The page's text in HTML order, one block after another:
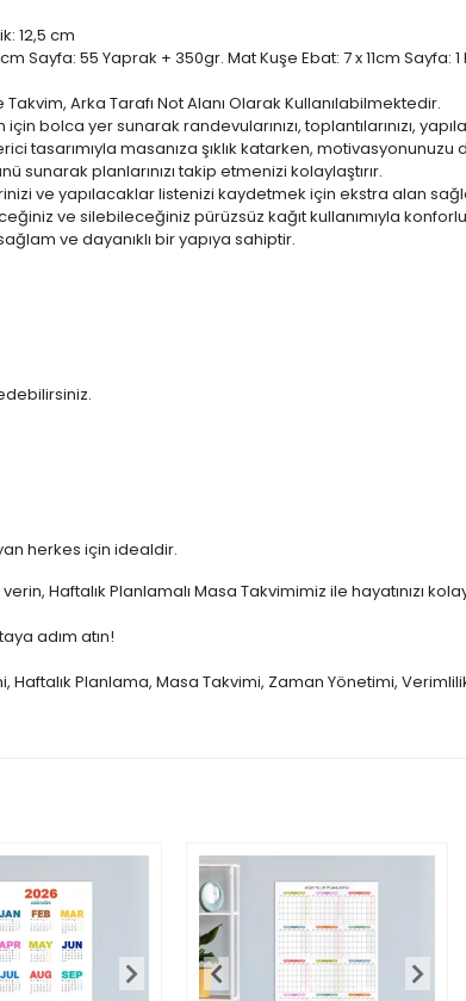
12,5 cm
cm Sayfa: 55 Yaprak + 350gr. Mat Kuşe Ebat: 7 x 11cm Sayfa:
Takvim, Arka Tarafı Not Alanı Olarak Kullanılabilmektedir.
için bolca yer sunarak randevularınızı, toplantılarınızı,
tasarımıyla masanıza şıklık katarken, motivasyonunuzu
sunarak planlarınızı takip etmenizi kolaylaştırır.
ve yapılacaklar listenizi kaydetmek için ekstra alan
ve silebileceğiniz pürüzsüz kağıt kullanımıyla
ve dayanıklı bir yapıya sahiptir.
herkes için idealdir.
Haftalık Planlamalı Masa Takvimimiz ile hayatınızı
adım atın!
Haftalık Planlama, Masa Takvimi, Zaman Yönetimi,